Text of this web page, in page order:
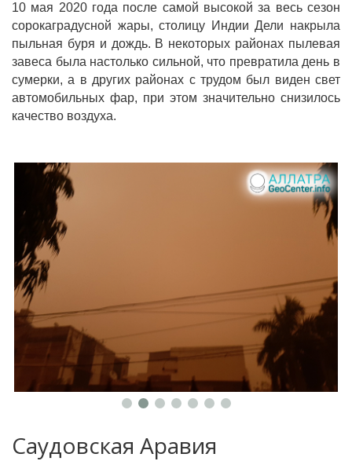
10 мая 2020 года после самой высокой за весь сезон
сорокаградусной жары, столицу Индии Дели накрыла
пыльная буря и дождь. В некоторых районах пылевая
завеса была настолько сильной, что превратила день в
сумерки, а в других районах с трудом был виден свет
автомобильных фар, при этом значительно снизилось
качество воздуха.
Саудовская Аравия